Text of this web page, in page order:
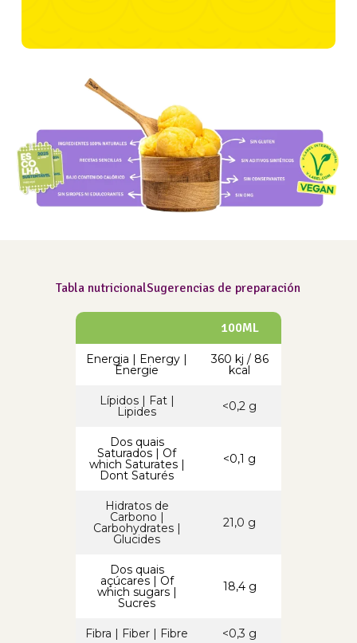
Tabla nutricionalSugerencias de preparación
100ML
Energia | Energy |
Énergie
360 kj / 86
kcal
Lípidos | Fat |
Lipides <0,2 g
Dos quais
Saturados | Of
which Saturates |
Dont Saturés
<0,1 g
Hidratos de
Carbono |
Carbohydrates |
Glucides
21,0 g
Dos quais
açúcares | Of
which sugars |
Sucres
18,4 g
Fibra | Fiber | Fibre <0,3 g